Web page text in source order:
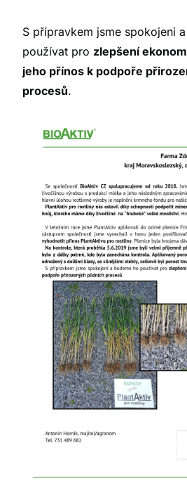
S přípravkem jsme spokojeni
používat pro zlepšení
jeho přínos k podpoře
procesů.